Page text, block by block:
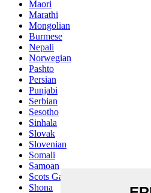
Maori
Marathi
Mongolian
Burmese
Nepali
Norwegian
Pashto
Persian
Punjabi
Serbian
Sesotho
Sinhala
Slovak
Slovenian
Somali
Samoan
Scots Gaelic
Shona